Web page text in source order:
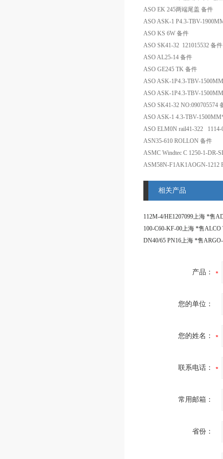
ASO EK 245两端尾盖 备件
ASO ASK-1 P4.3-TBV-
ASO KS 6W 备件
ASO SK41-32 121015532 备件
ASO AL25-14 备件
ASO GE245 TK 备件
ASO ASK-1P4.3-TBV-
ASO ASK-1P4.3-TBV-
ASO SK41-32 NO:090705574
ASO ASK-1 4.3-TBV-
ASO ELM0N rail41-322 1114-
ASN35-610 ROLLON 备件
ASMC Windtec C 1250-1-DR-
ASM58N-F1AK1AOGN-1212
相关产品
产品：
您的单位：
您的姓名：
联系电话：
常用邮箱：
省份：